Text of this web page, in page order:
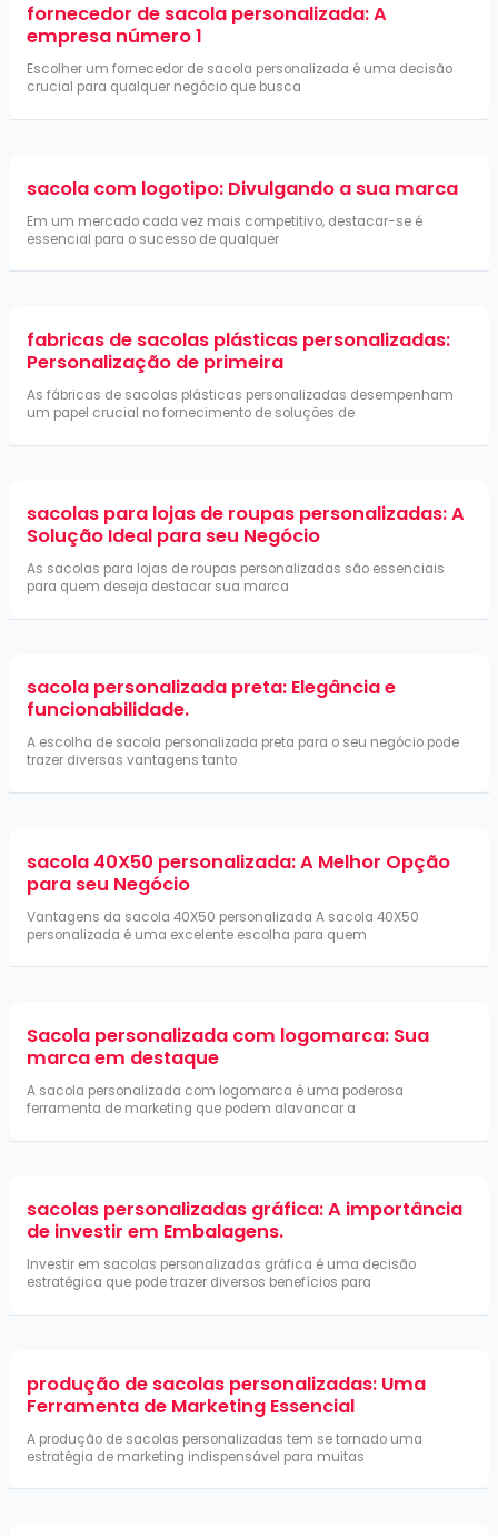
fornecedor de sacola personalizada: A
empresa número 1
Escolher um fornecedor de sacola personalizada é uma decisão
crucial para qualquer negócio que busca
sacola com logotipo: Divulgando a sua marca
Em um mercado cada vez mais competitivo, destacar-se é
essencial para o sucesso de qualquer
fabricas de sacolas plásticas personalizadas:
Personalização de primeira
As fábricas de sacolas plásticas personalizadas desempenham
um papel crucial no fornecimento de soluções de
sacolas para lojas de roupas personalizadas: A
Solução Ideal para seu Negócio
As sacolas para lojas de roupas personalizadas são essenciais
para quem deseja destacar sua marca
sacola personalizada preta: Elegância e
funcionabilidade.
A escolha de sacola personalizada preta para o seu negócio pode
trazer diversas vantagens tanto
sacola 40X50 personalizada: A Melhor Opção
para seu Negócio
Vantagens da sacola 40X50 personalizada A sacola 40X50
personalizada é uma excelente escolha para quem
Sacola personalizada com logomarca: Sua
marca em destaque
A sacola personalizada com logomarca é uma poderosa
ferramenta de marketing que podem alavancar a
sacolas personalizadas gráfica: A importância
de investir em Embalagens.
Investir em sacolas personalizadas gráfica é uma decisão
estratégica que pode trazer diversos benefícios para
produção de sacolas personalizadas: Uma
Ferramenta de Marketing Essencial
A produção de sacolas personalizadas tem se tornado uma
estratégia de marketing indispensável para muitas